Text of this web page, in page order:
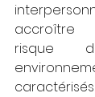
accroître
risque